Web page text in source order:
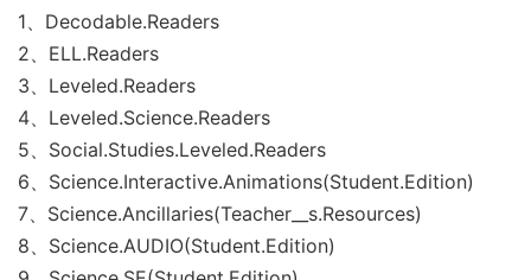
1、Decodable.Readers
2、ELL.Readers
3、Leveled.Readers
4、Leveled.Science.Readers
5、Social.Studies.Leveled.Readers
6、Science.Interactive.Animations(Student.Edition)
7、Science.Ancillaries(Teacher__s.Resources)
8、Science.AUDIO(Student.Edition)